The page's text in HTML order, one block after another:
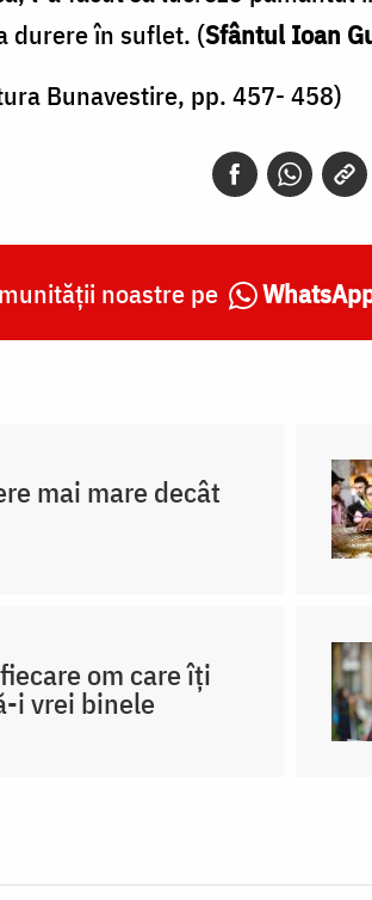
durere în suflet. (Sfântul Ioan
Bunavestire, pp. 457- 458)
noastre pe
mai mare decât
om care îți
i vrei binele